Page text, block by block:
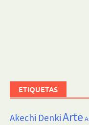
ETIQUETAS
Akechi DenkiArte